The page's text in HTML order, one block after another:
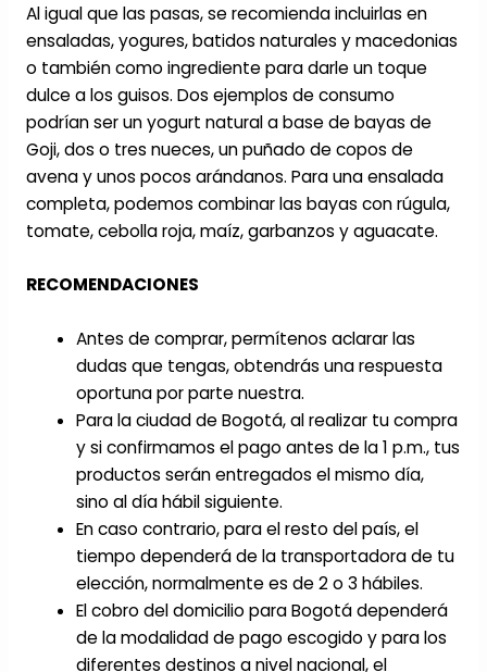
Al igual que las pasas, se recomienda incluirlas en
ensaladas, yogures, batidos naturales y macedonias
o también como ingrediente para darle un toque
dulce a los guisos. Dos ejemplos de consumo
podrían ser un yogurt natural a base de bayas de
Goji, dos o tres nueces, un puñado de copos de
avena y unos pocos arándanos. Para una ensalada
completa, podemos combinar las bayas con rúgula,
tomate, cebolla roja, maíz, garbanzos y aguacate.
RECOMENDACIONES
Antes de comprar, permítenos aclarar las
dudas que tengas, obtendrás una respuesta
oportuna por parte nuestra.
Para la ciudad de Bogotá, al realizar tu compra
y si confirmamos el pago antes de la 1 p.m., tus
productos serán entregados el mismo día,
sino al día hábil siguiente.
En caso contrario, para el resto del país, el
tiempo dependerá de la transportadora de tu
elección, normalmente es de 2 o 3 hábiles.
El cobro del domicilio para Bogotá dependerá
de la modalidad de pago escogido y para los
diferentes destinos a nivel nacional, el